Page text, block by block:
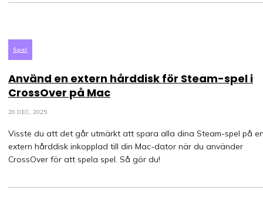
Spel
Använd en extern hårddisk för Steam-spel i
CrossOver på Mac
20 DEC, 2025
Visste du att det går utmärkt att spara alla dina Steam-spel på
extern hårddisk inkopplad till din Mac-dator när du använder
CrossOver för att spela spel. Så gör du!